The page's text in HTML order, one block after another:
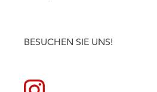
BESUCHEN SIE UNS!